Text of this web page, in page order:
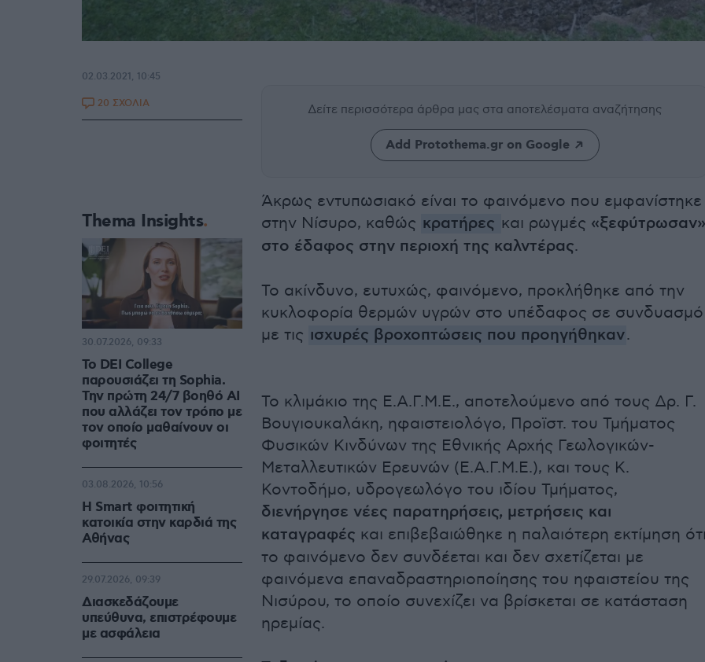
Δείτε περισσότερα άρθρα μας στα αποτελέσματα αναζήτησης
Add Protothema.gr on Google
Άκρως εντυπωσιακό είναι το φαινόμενο που εμφανίστηκε
στην Νίσυρο, καθώς κρατήρες και ρωγμές «ξεφύτρωσαν»
στο έδαφος στην περιοχή της καλντέρας.
Το ακίνδυνο, ευτυχώς, φαινόμενο, προκλήθηκε από την
κυκλοφορία θερμών υγρών στο υπέδαφος σε συνδυασμό
με τις ισχυρές βροχοπτώσεις που προηγήθηκαν.
Το κλιμάκιο της Ε.Α.Γ.Μ.Ε., αποτελούμενο από τους Δρ. Γ.
Βουγιουκαλάκη, ηφαιστειολόγο, Προϊστ. του Τμήματος
Φυσικών Κινδύνων της Εθνικής Αρχής Γεωλογικών-
Μεταλλευτικών Ερευνών (Ε.Α.Γ.Μ.Ε.), και τους Κ.
Κοντοδήμο, υδρογεωλόγο του ιδίου Τμήματος,
διενήργησε νέες παρατηρήσεις, μετρήσεις και
καταγραφές και επιβεβαιώθηκε η παλαιότερη εκτίμηση
το φαινόμενο δεν συνδέεται και δεν σχετίζεται με
φαινόμενα επαναδραστηριοποίησης του ηφαιστείου της
Νισύρου, το οποίο συνεχίζει να βρίσκεται σε κατάσταση
ηρεμίας.
02.03.2021, 10:45
20 ΣΧΟΛΙΑ
Thema Insights
Το DEI College
παρουσιάζει τη Sophia.
Την πρώτη 24/7 βοηθό AI
που αλλάζει τον τρόπο με
τον οποίο μαθαίνουν οι
φοιτητές
30.07.2026, 09:33
Η Smart φοιτητική
κατοικία στην καρδιά της
Αθήνας
03.08.2026, 10:56
Διασκεδάζουμε
υπεύθυνα, επιστρέφουμε
με ασφάλεια
29.07.2026, 09:39